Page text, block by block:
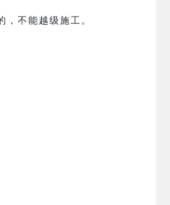
不能越级施工。